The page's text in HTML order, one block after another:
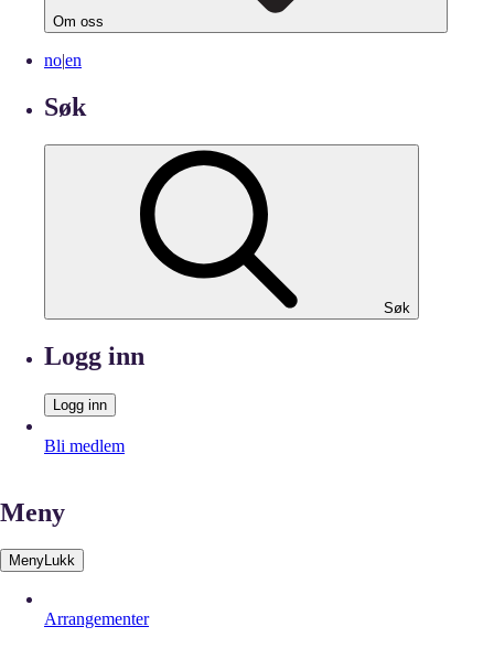
Om oss
no|en
Søk
Søk
Logg inn
Logg inn
Bli medlem
Meny
MenyLukk
Arrangementer